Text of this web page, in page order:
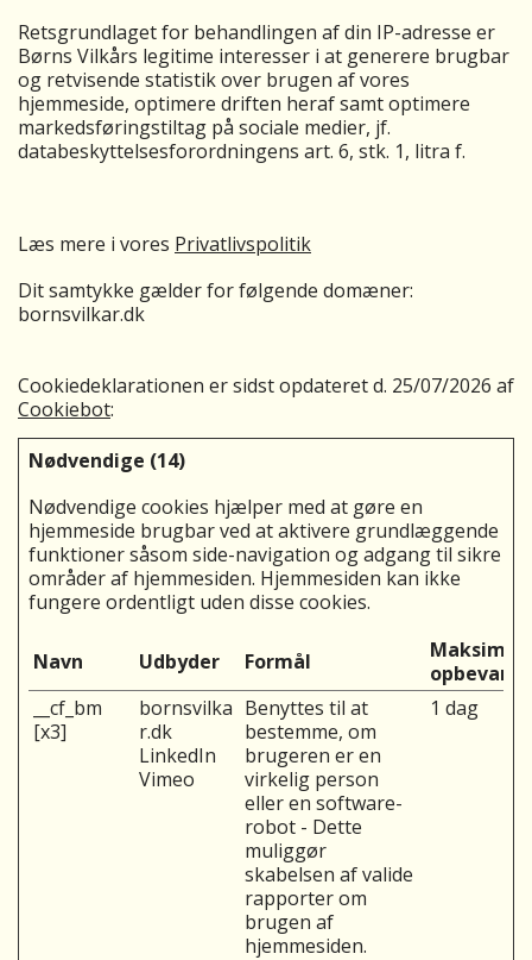
Retsgrundlaget for behandlingen af din IP-adresse er
Børns Vilkårs legitime interesser i at generere brugbar
og retvisende statistik over brugen af vores
hjemmeside, optimere driften heraf samt optimere
markedsføringstiltag på sociale medier, jf.
databeskyttelsesforordningens art. 6, stk. 1, litra f.
Læs mere i vores Privatlivspolitik
Dit samtykke gælder for følgende domæner:
bornsvilkar.dk
Cookiedeklarationen er sidst opdateret d. 25/07/2026 af
Cookiebot:
Nødvendige (14)
Nødvendige cookies hjælper med at gøre en
hjemmeside brugbar ved at aktivere grundlæggende
funktioner såsom side-navigation og adgang til sikre
områder af hjemmesiden. Hjemmesiden kan ikke
fungere ordentligt uden disse cookies.
Navn Udbyder Formål
Maksimal
__cf_bm
[x3]
bornsvilka
r.dk
LinkedIn
Vimeo
Benyttes til at
bestemme, om
brugeren er en
virkelig person
eller en software-
robot - Dette
muliggør
skabelsen af valide
rapporter om
brugen af
hjemmesiden.
1 dag